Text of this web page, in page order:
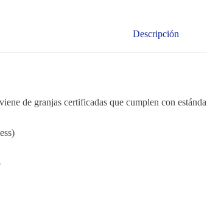
Descripción
de granjas certificadas que cumplen con